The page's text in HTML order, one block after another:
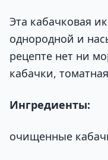
Эта кабачковая
однородной и
рецепте нет ни
кабачки,
Ингредиенты:
очищенные